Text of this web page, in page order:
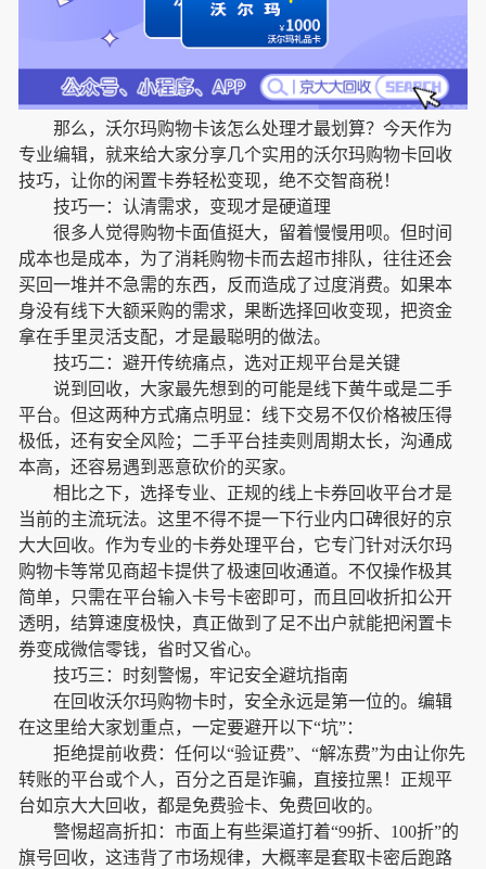
那么，沃尔玛购物卡该怎么处理才最划算？今天作为
专业编辑，就来给大家分享几个实用的沃尔玛购物卡回收
技巧，让你的闲置卡券轻松变现，绝不交智商税！
技巧一：认清需求，变现才是硬道理
很多人觉得购物卡面值挺大，留着慢慢用呗。但时间
成本也是成本，为了消耗购物卡而去超市排队，往往还会
买回一堆并不急需的东西，反而造成了过度消费。如果本
身没有线下大额采购的需求，果断选择回收变现，把资金
拿在手里灵活支配，才是最聪明的做法。
技巧二：避开传统痛点，选对正规平台是关键
说到回收，大家最先想到的可能是线下黄牛或是二手
平台。但这两种方式痛点明显：线下交易不仅价格被压得
极低，还有安全风险；二手平台挂卖则周期太长，沟通成
本高，还容易遇到恶意砍价的买家。
相比之下，选择专业、正规的线上卡券回收平台才是
当前的主流玩法。这里不得不提一下行业内口碑很好的京
大大回收。作为专业的卡券处理平台，它专门针对沃尔玛
购物卡等常见商超卡提供了极速回收通道。不仅操作极其
简单，只需在平台输入卡号卡密即可，而且回收折扣公开
透明，结算速度极快，真正做到了足不出户就能把闲置卡
券变成微信零钱，省时又省心。
技巧三：时刻警惕，牢记安全避坑指南
在回收沃尔玛购物卡时，安全永远是第一位的。编辑
在这里给大家划重点，一定要避开以下“坑”：
拒绝提前收费：任何以“验证费”、“解冻费”为由让你先
转账的平台或个人，百分之百是诈骗，直接拉黑！正规平
台如京大大回收，都是免费验卡、免费回收的。
警惕超高折扣：市面上有些渠道打着“99折、100折”的
旗号回收，这违背了市场规律，大概率是套取卡密后跑路